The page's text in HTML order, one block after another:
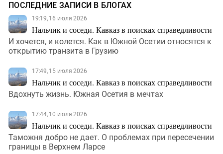
ПОСЛЕДНИЕ ЗАПИСИ В БЛОГАХ
19:19, 16 июля 2026
Нальчик и соседи. Кавказ в поисках справедливости
И хочется, и колется. Как в Южной Осетии относятся к
открытию транзита в Грузию
17:49, 15 июля 2026
Нальчик и соседи. Кавказ в поисках справедливости
Вдохнуть жизнь. Южная Осетия в мечтах
17:44, 10 июля 2026
Нальчик и соседи. Кавказ в поисках справедливости
Таможня добро не дает. О проблемах при пересечении
границы в Верхнем Ларсе